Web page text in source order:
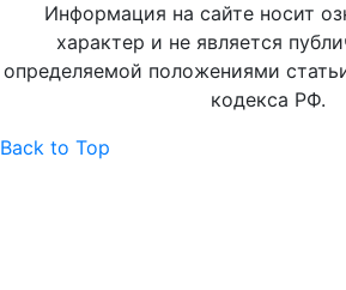
Информация на сайте носит
характер и не является
определяемой положениями
кодекса РФ.
Back to Top